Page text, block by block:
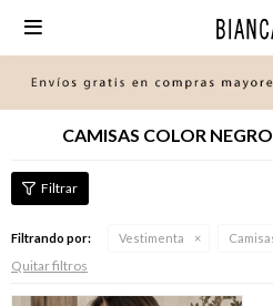

CAMISAS COLOR
Filtrando por: Vestimenta
Quitar filtros